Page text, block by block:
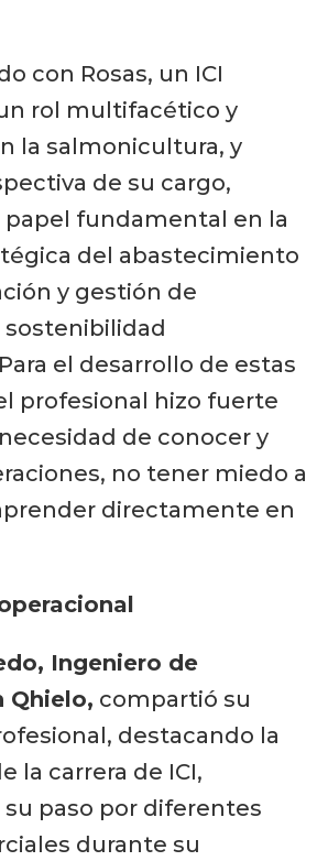
con Rosas, un ICI
rol multifacético y
la salmonicultura, y
de su cargo,
papel fundamental en la
del abastecimiento
y gestión de
el desarrollo de estas
profesional hizo fuerte
de conocer y
no tener miedo a
directamente en
Ingeniero de
Qhielo, compartió su
destacando la
la carrera de ICI,
paso por diferentes
durante su